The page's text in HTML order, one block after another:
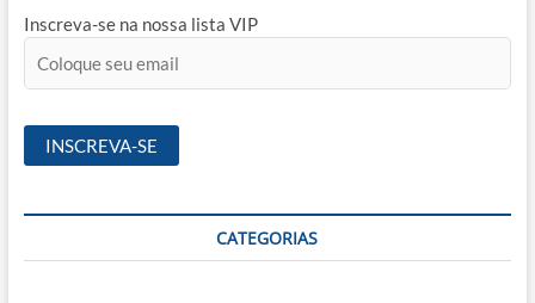
Inscreva-se na nossa lista VIP
CATEGORIAS